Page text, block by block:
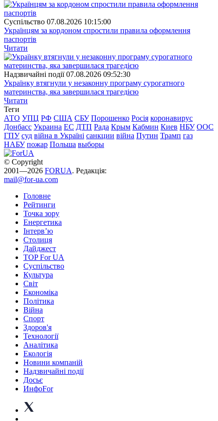
Суспiльство 07.08.2026 10:15:00
Українцям за кордоном спростили правила оформлення
паспортів
Читати
Надзвичайні події 07.08.2026 09:52:30
Українку втягнули у незаконну програму сурогатного
материнства, яка завершилася трагедією
Читати
Теги
АТО УПЦ РФ США СБУ Порошенко Росія коронавирус
Донбасс Украина ЕС ДТП Рада Крым Кабмин Киев НБУ ООС
ГПУ суд війна в Україні санкции війна Путин Трамп газ
НАБУ пожар Польша выборы
© Copyright
2001—2026 FORUA. Редакція:
mail@for-ua.com
Головне
Рейтинги
Точка зору
Енергетика
Інтерв’ю
Столиця
Дайджест
TOP For UA
Суспiльство
Культура
Світ
Економіка
Політика
Війна
Спорт
Здоров'я
Технології
Аналітика
Екологія
Новини компаній
Надзвичайні події
Досьє
ИнфоFor